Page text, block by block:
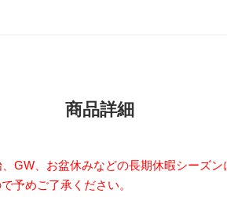
商品詳細
GW、お盆休みなどの長期休暇シーズン
予めご了承ください。